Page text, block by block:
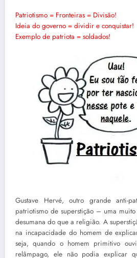
Patriotismo = Fronteiras = Divisão!
Ideia do governo = dividir e conquistar!
Exemplo de patriota = soldados!
Gustave Hervé, outro grande anti-
patriotismo de superstição – uma
desumana do que a religião. A
na incapacidade do homem de
seja, quando o homem primitivo
relâmpago, ele não podia explicar